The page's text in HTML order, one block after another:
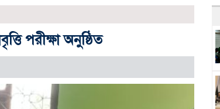
পরীক্ষা অনুষ্ঠিত